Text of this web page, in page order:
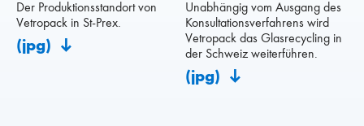
Der Produktionsstandort von
Vetropack in St-Prex.
(jpg)
Unabhängig vom Ausgang des
Konsultationsverfahrens wird
Vetropack das Glasrecycling in
der Schweiz weiterführen.
(jpg)